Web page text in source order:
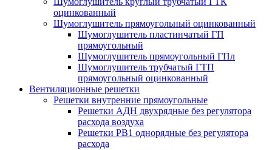
оцинкованный
Шумоглушитель прямоугольный оцинкованный
Шумоглушитель пластинчатый ГП
прямоугольный
Шумоглушитель прямоугольный ГПл
Шумоглушитель трубчатый ГТП
прямоугольный оцинкованный
Вентиляционные решетки
Решетки внутренние прямоугольные
Решетки АДН двухрядные без регулятора
расхода воздуха
Решетки РВ1 однорядные без регулятора
расхода